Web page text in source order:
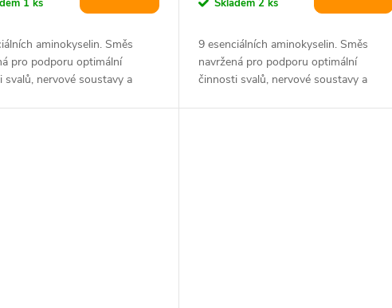
1 ks
aminokyselin. Směs
pro podporu optimální
svalů, nervové soustavy a
Skladem 2 ks
9 esenciálních aminokyselin. Směs
navržená pro podporu optimální
činnosti svalů, nervové soustavy a